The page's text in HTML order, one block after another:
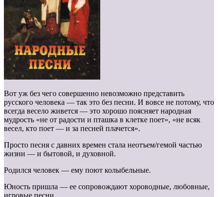
Вот уж без чего совершенно невозможно представить
русского человека — так это без песни. И вовсе не потому, что
всегда весело живется — это хорошо поясняет народная
мудрость «не от радости и пташка в клетке поет», «не всяк
весел, кто поет — и за песней плачется».
Просто песня с давних времен стала неотъем/гемой частью
жизни — и бытовой, и духовной.
Родился человек — ему поют колыбельные.
Юность пришла — ее сопровождают хороводные, любовные,
игровые песни.